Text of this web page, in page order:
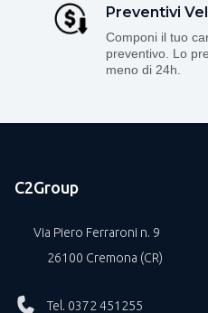
Preventivi
Componi il tuo
preventivo. Lo
meno di 24h.
C2Group
Via Piero Ferraroni n. 9
26100 Cremona (CR)
Tel. 0372 451255